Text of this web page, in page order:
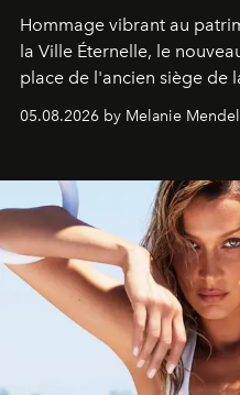
Hommage vibrant au
la Ville Éternelle, le
place de l'ancien siège de
de vivre Romain dans
05.08.2026 by Melanie